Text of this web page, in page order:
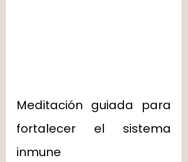
Meditación guiada para
fortalecer el sistema
inmune